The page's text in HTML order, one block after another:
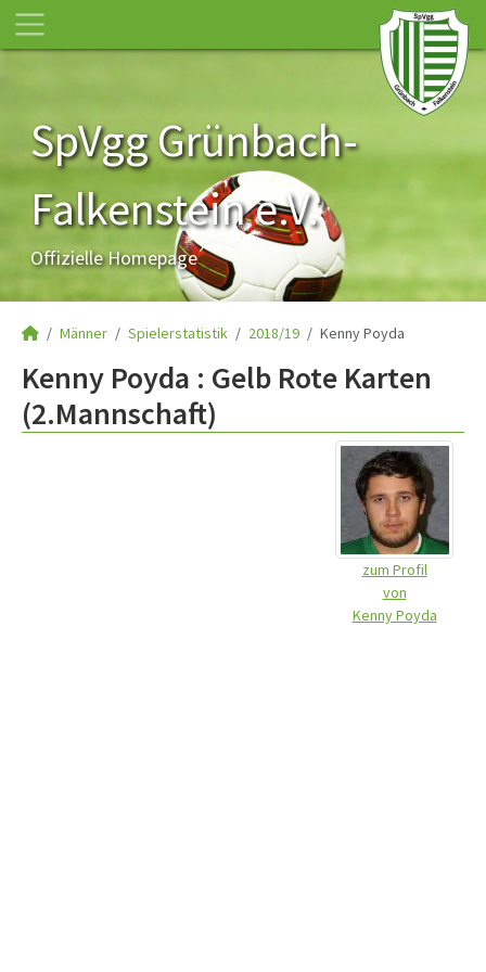
SpVgg Grünbach-
Falkenstein e.V.
Offizielle Homepage
Männer Spielerstatistik 2018/19 Kenny Poyda
Kenny Poyda : Gelb Rote Karten
(2.Mannschaft)
zum Profil
von
Kenny Poyda